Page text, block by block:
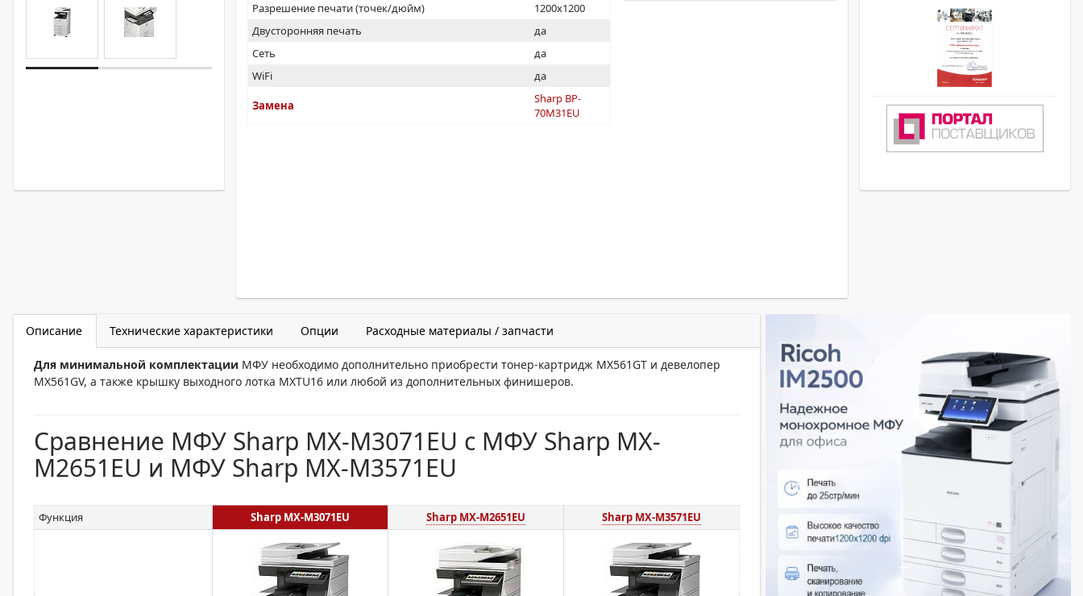
Разрешение печати (точек/дюйм)
1200x1200
Двусторонняя печать
да
Сеть
да
WiFi
да
Замена
Sharp BP-
70M31EU
Описание Технические характеристики Опции Расходные материалы / запчасти
Для минимальной комплектации МФУ необходимо дополнительно приобрести тонер-картридж MX561GT и девелопер
MX561GV, а также крышку выходного лотка MXTU16 или любой из дополнительных финишеров.
Сравнение МФУ Sharp MX-M3071EU с МФУ Sharp MX-
M2651EU и МФУ Sharp MX-M3571EU
Функция Sharp MX-M3071EU Sharp MX-M2651EU Sharp MX-M3571EU